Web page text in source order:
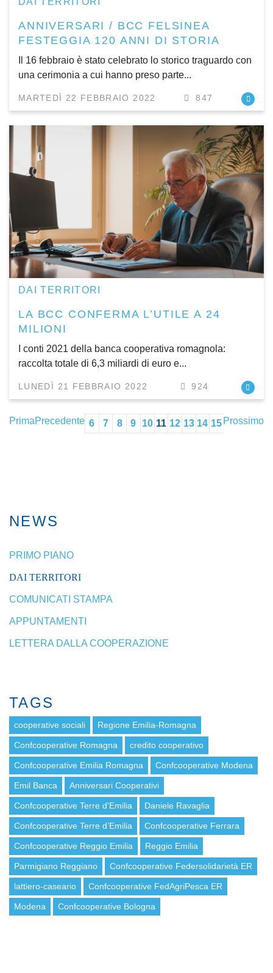
ANNIVERSARI / BCC FELSINEA
FESTEGGIA 120 ANNI DI STORIA
Il 16 febbraio è stato celebrato lo storico traguardo con
una cerimonia a cui hanno preso parte...
MARTEDÌ 22 FEBBRAIO 2022 847
DAI TERRITORI
LA BCC CONFERMA L’UTILE A 24
MILIONI
I conti 2021 della banca cooperativa romagnola:
raccolta totale di 6,3 miliardi di euro e...
LUNEDÌ 21 FEBBRAIO 2022 924
PrimaPrecedente 6 7 8 9 10 11 12 13 14 15 Prossimo
NEWS
PRIMO PIANO
DAI TERRITORI
COMUNICATI STAMPA
APPUNTAMENTI
LETTERA DALLA COOPERAZIONE
TAGS
cooperative sociali Regione Emilia-Romagna
Confcooperative Romagna credito cooperativo
Confcooperative Emilia Romagna Confcooperative Modena
Emil Banca Anniversari Cooperativi
Confcooperative Terre d'Emilia Daniele Ravaglia
Confcooperative Terre d’Emilia Confcooperative Ferrara
Confcooperative Reggio Emilia Reggio Emilia
Parmigiano Reggiano Confcooperative Federsolidarietà ER
lattiero-caseario Confcooperative FedAgriPesca ER
Modena Confcooperative Bologna